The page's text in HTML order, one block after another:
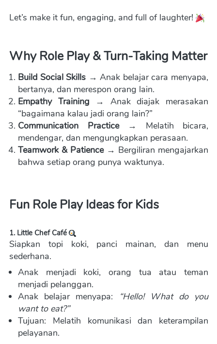
Let’s make it fun, engaging, and full of laughter!
Why Role Play & Turn-Taking Matter
Build Social Skills → Anak belajar cara menyapa,
bertanya, dan merespon orang lain.
Empathy Training → Anak diajak merasakan
“bagaimana kalau jadi orang lain?”
Communication Practice → Melatih bicara,
mendengar, dan mengungkapkan perasaan.
Teamwork & Patience → Bergiliran mengajarkan
bahwa setiap orang punya waktunya.
Fun Role Play Ideas for Kids
1. Little Chef Café
Siapkan topi koki, panci mainan, dan menu
sederhana.
Anak menjadi koki, orang tua atau teman
menjadi pelanggan.
Anak belajar menyapa:
“Hello! What do you
want to eat?”
Tujuan: Melatih komunikasi dan keterampilan
pelayanan.